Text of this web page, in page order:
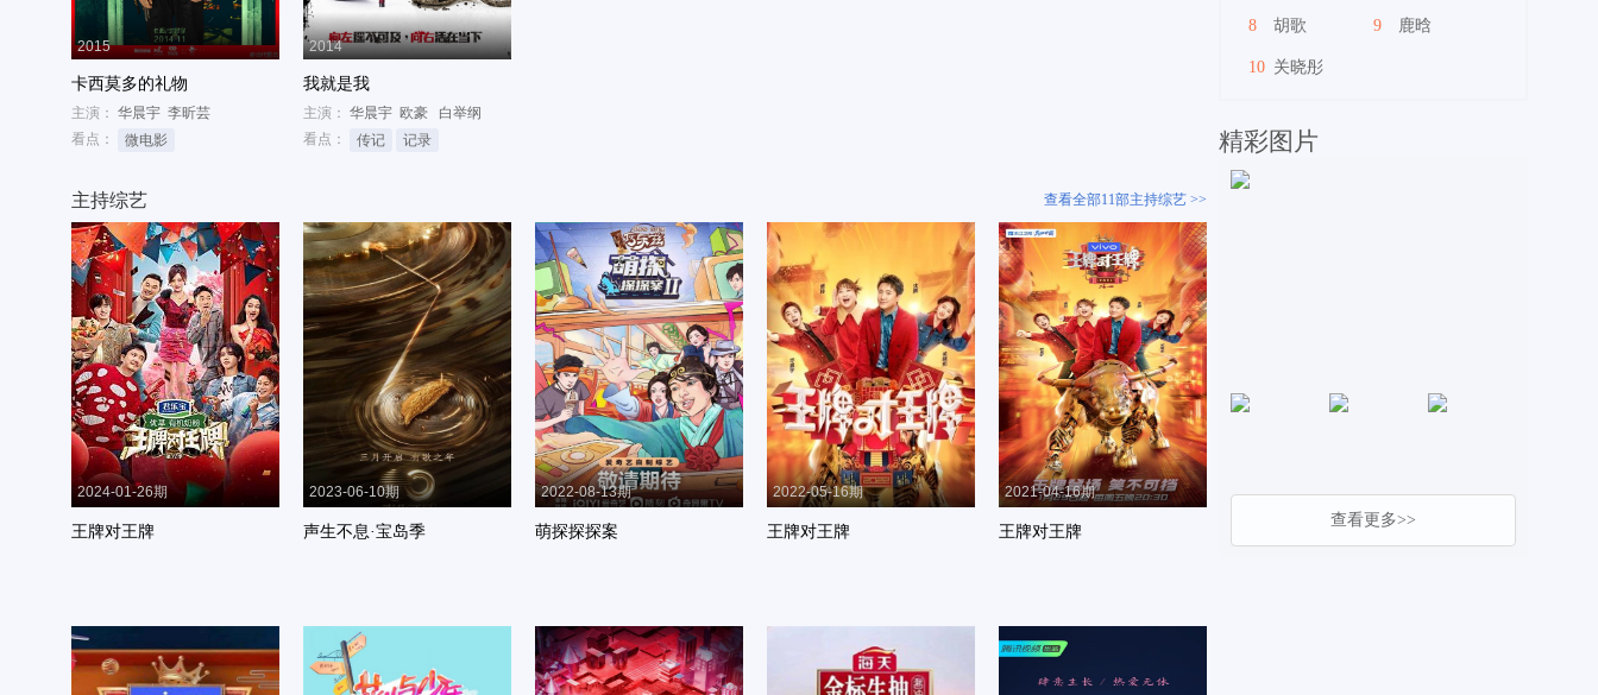
2015
卡西莫多的礼物
主演： 华晨宇 李昕芸
看点：
微电影
2014
我就是我
主演： 华晨宇 欧豪
白举纲
看点：
传记 记录
主持综艺 查看全部11部主持综艺 >>
2024-01-26期
王牌对王牌
2023-06-10期
声生不息·宝岛季
2022-08-13期
萌探探探案
2022-05-16期
王牌对王牌
2021-04-16期
王牌对王牌
8 胡歌 9 鹿晗
10 关晓彤
精彩图片
查看更多>>